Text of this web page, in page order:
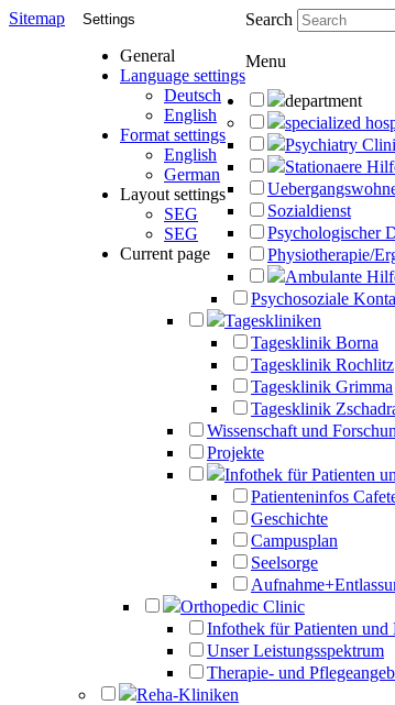
Sitemap Settings
General
Language settings
Deutsch
English
Format settings
English
German
Layout settings
SEG
SEG
Current page
Search
Menu
department
specialized
Psychiatry
Stationaere
Sozialdienst
Psychologischer
Physiotherapie/
Ambulante
Psychosoziale
Tageskliniken
Tagesklinik Borna
Tagesklinik Rochlitz
Tagesklinik Grimma
Tagesklinik
Wissenschaft und
Projekte
Infothek für Patienten
Patienteninfos
Geschichte
Campusplan
Seelsorge
Orthopedic Clinic
Infothek für Patienten und
Unser Leistungsspektrum
Therapie- und
Reha-Kliniken